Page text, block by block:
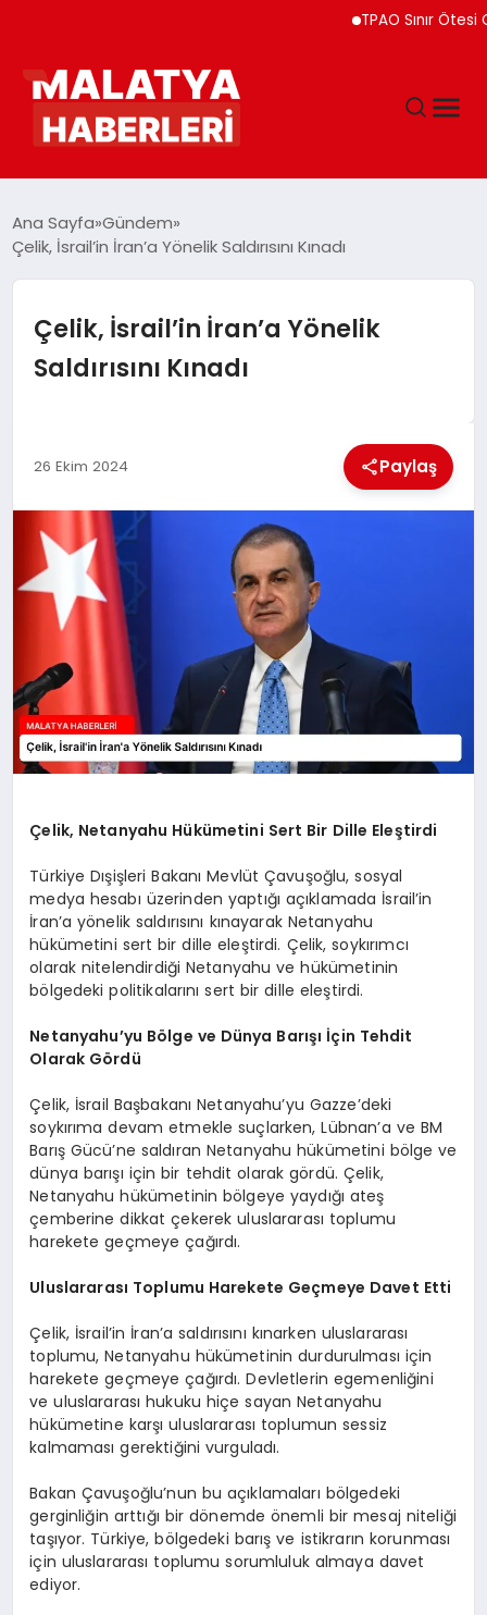
TPAO Sınır Ötesi
DÜNYA
EKONOMI
MAGAZIN
SAĞLIK
SIYASET
SPOR
Ana Sayfa Gündem
Çelik, İsrail’in İran’a Yönelik Saldırısını Kınadı
Çelik, İsrail’in İran’a Yönelik
Saldırısını Kınadı
26 Ekim 2024 Paylaş
Çelik, Netanyahu Hükümetini Sert Bir Dille Eleştirdi
Türkiye Dışişleri Bakanı Mevlüt Çavuşoğlu, sosyal
medya hesabı üzerinden yaptığı açıklamada İsrail’in
İran’a yönelik saldırısını kınayarak Netanyahu
hükümetini sert bir dille eleştirdi. Çelik, soykırımcı
olarak nitelendirdiği Netanyahu ve hükümetinin
bölgedeki politikalarını sert bir dille eleştirdi.
Netanyahu’yu Bölge ve Dünya Barışı İçin Tehdit
Olarak Gördü
Çelik, İsrail Başbakanı Netanyahu’yu Gazze’deki
soykırıma devam etmekle suçlarken, Lübnan’a ve BM
Barış Gücü’ne saldıran Netanyahu hükümetini bölge ve
dünya barışı için bir tehdit olarak gördü. Çelik,
Netanyahu hükümetinin bölgeye yaydığı ateş
çemberine dikkat çekerek uluslararası toplumu
harekete geçmeye çağırdı.
Uluslararası Toplumu Harekete Geçmeye Davet Etti
Çelik, İsrail’in İran’a saldırısını kınarken uluslararası
toplumu, Netanyahu hükümetinin durdurulması için
harekete geçmeye çağırdı. Devletlerin egemenliğini
ve uluslararası hukuku hiçe sayan Netanyahu
hükümetine karşı uluslararası toplumun sessiz
kalmaması gerektiğini vurguladı.
Bakan Çavuşoğlu’nun bu açıklamaları bölgedeki
gerginliğin arttığı bir dönemde önemli bir mesaj niteliği
taşıyor. Türkiye, bölgedeki barış ve istikrarın korunması
için uluslararası toplumu sorumluluk almaya davet
ediyor.